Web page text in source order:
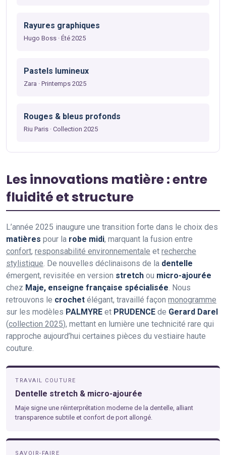
Rayures graphiques
Hugo Boss · Été 2025
Pastels lumineux
Zara · Printemps 2025
Rouges & bleus profonds
Riu Paris · Collection 2025
Les innovations matière : entre
fluidité et structure
L’année 2025 inaugure une transition forte dans le choix des
matières pour la robe midi, marquant la fusion entre
confort, responsabilité environnementale et recherche
stylistique . De nouvelles déclinaisons de la dentelle
émergent, revisitée en version stretch ou micro-ajourée
chez Maje, enseigne française spécialisée . Nous
retrouvons le crochet élégant, travaillé façon monogramme
sur les modèles PALMYRE et PRUDENCE de Gerard Darel
(collection 2025), mettant en lumière une technicité rare qui
rapproche aujourd’hui certaines pièces du vestiaire haute
couture.
TRAVAIL COUTURE
Dentelle stretch & micro-ajourée
Maje signe une réinterprétation moderne de la dentelle, alliant
transparence subtile et confort de port allongé.
SAVOIR-FAIRE